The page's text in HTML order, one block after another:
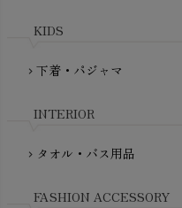
PRISTINE（プリスティン）
fromF（フロムエフ）
mini rodini（ミニロディーニ
My Little Cozmo（マイリト
NewNative（ニューネイティ
KIDS
chevron_right 下着・パジャマ
INTERIOR
chevron_right タオル・バス用品
FASHION ACCESSORY